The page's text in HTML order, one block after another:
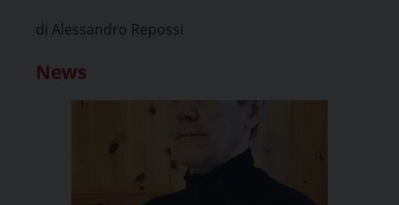
di Alessandro Repossi
News